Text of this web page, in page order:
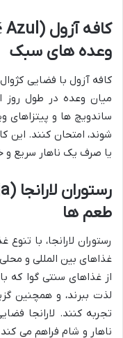
وعده های سبک
کافه آزول با فضایی
میان وعده در طول روز
ساندویچ ها و پیتزاهای
شوند، امتحان کنند. این
یا صرف یک ناهار سریع و
طعم ها
رستوران لارانجا، با
غذاهای بین المللی و
از غذاهای سنتی گوا که
لذت ببرند، و همچنین
تجربه کنند. لارانجا
ناهار و شام فراهم می